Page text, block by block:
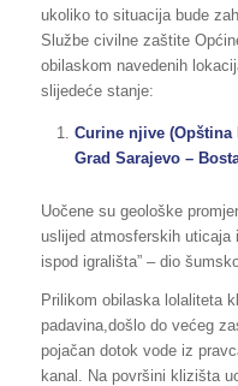
ukoliko to situacija bude
Službe civilne zaštite
obilaskom navedenih
slijedeće stanje:
Curine njive
Grad Sarajevo –
Uočene su geološke
uslijed atmosferskih uticaja
ispod igrališta” – dio
Prilikom obilaska lolaliteta
padavina,došlo do većeg
pojačan dotok vode iz
kanal. Na površini klizišta